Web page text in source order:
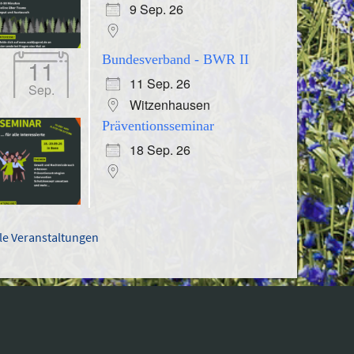
9 Sep. 26
11
Sep.
Bundesverband - BWR II
11 Sep. 26
Witzenhausen
Präventionsseminar
18 Sep. 26
Veranstaltungen